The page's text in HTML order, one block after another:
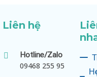
Liên hệ
Hotline/Zalo
09468 255 95